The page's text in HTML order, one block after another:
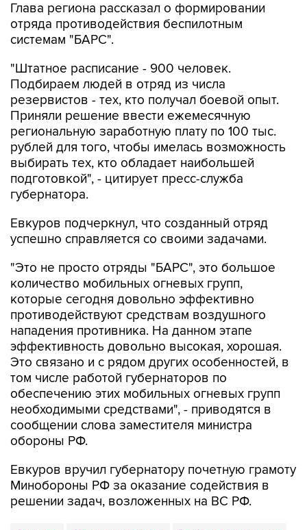
Глава региона рассказал о формировании
отряда противодействия беспилотным
системам "БАРС".
"Штатное расписание - 900 человек.
Подбираем людей в отряд из числа
резервистов - тех, кто получал боевой опыт.
Приняли решение ввести ежемесячную
региональную заработную плату по 100 тыс.
рублей для того, чтобы имелась возможность
выбирать тех, кто обладает наибольшей
подготовкой", - цитирует пресс-служба
губернатора.
Евкуров подчеркнул, что созданный отряд
успешно справляется со своими задачами.
"Это не просто отряды "БАРС", это большое
количество мобильных огневых групп,
которые сегодня довольно эффективно
противодействуют средствам воздушного
нападения противника. На данном этапе
эффективность довольно высокая, хорошая.
Это связано и с рядом других особенностей, в
том числе работой губернаторов по
обеспечению этих мобильных огневых групп
необходимыми средствами", - приводятся в
сообщении слова заместителя министра
обороны РФ.
Евкуров вручил губернатору почетную грамоту
Минобороны РФ за оказание содействия в
решении задач, возложенных на ВС РФ.